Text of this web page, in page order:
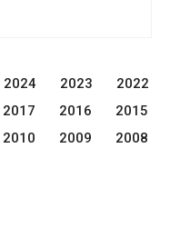
2024 2023
2022
2017 2016
2015
2010 2009
2008